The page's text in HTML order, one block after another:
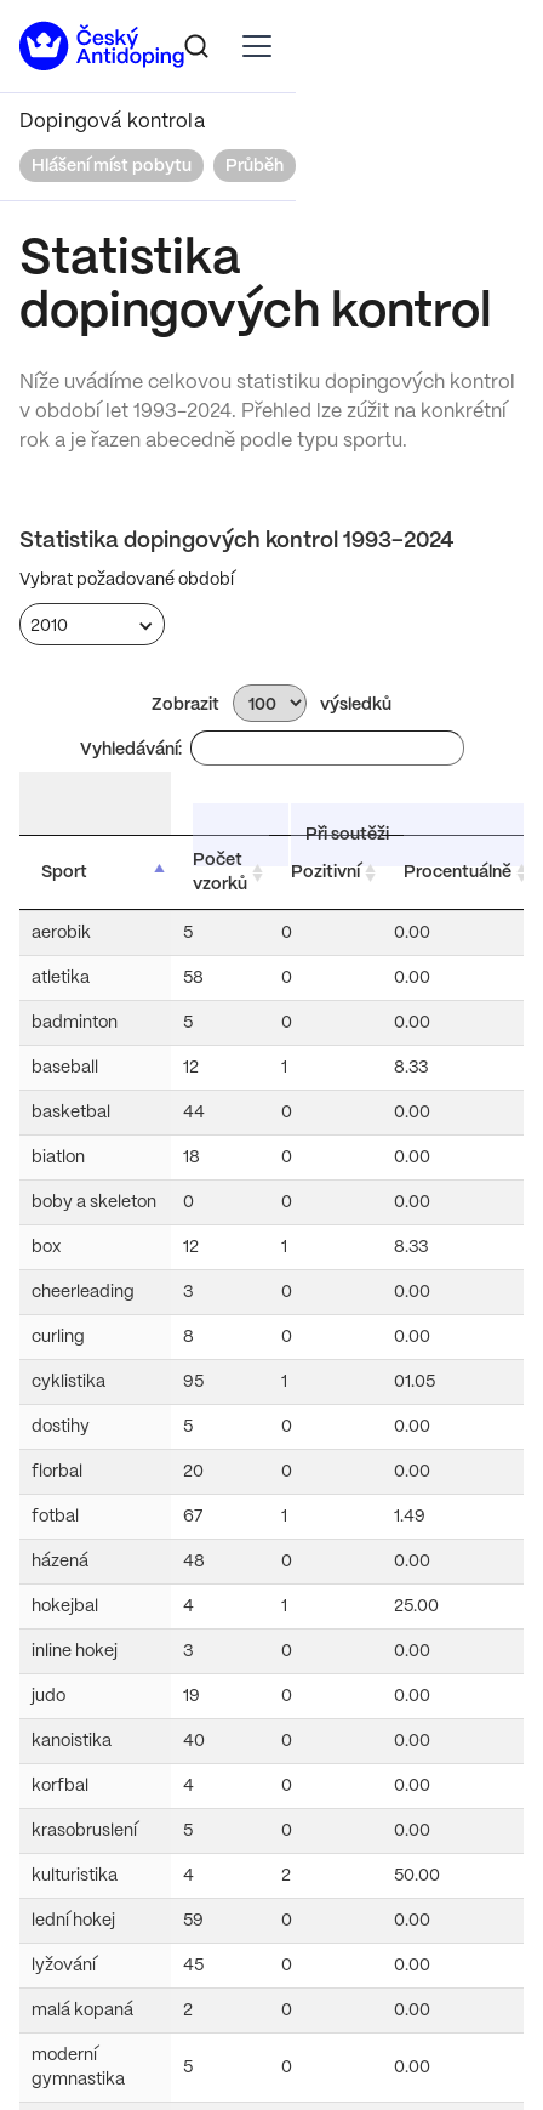
Dopingová kontrola
Hlášení míst pobytu Průběh
Statistika
dopingových kontrol
Níže uvádíme celkovou statistiku dopingových kontrol
v období let 1993-2024. Přehled lze zúžit na konkrétní
rok a je řazen abecedně podle typu sportu.
Statistika dopingových kontrol 1993–2024
Vybrat požadované období
2010
Zobrazit výsledků
Vyhledávání:
Při soutěži
Sport
Počet
vzorků
Pozitivní Procentuálně
aerobik 5 0 0.00
atletika 58 0 0.00
badminton 5 0 0.00
baseball 12 1 8.33
basketbal 44 0 0.00
biatlon 18 0 0.00
boby a skeleton 0 0 0.00
box 12 1 8.33
cheerleading 3 0 0.00
curling 8 0 0.00
cyklistika 95 1 01.05
dostihy 5 0 0.00
florbal 20 0 0.00
fotbal 67 1 1.49
házená 48 0 0.00
hokejbal 4 1 25.00
inline hokej 3 0 0.00
judo 19 0 0.00
kanoistika 40 0 0.00
korfbal 4 0 0.00
krasobruslení 5 0 0.00
kulturistika 4 2 50.00
lední hokej 59 0 0.00
lyžování 45 0 0.00
malá kopaná 2 0 0.00
moderní
gymnastika
5 0 0.00